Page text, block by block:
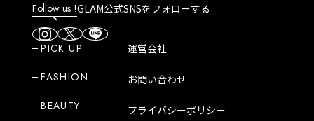
Follow us !GLAM公式SNSをフォローする
PICK UP
FASHION
BEAUTY
運営会社
お問い合わせ
プライバシーポリシー